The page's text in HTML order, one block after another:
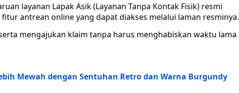
layanan Lapak Asik (Layanan Tanpa Kontak Fisik) resmi
antrean online yang dapat diakses melalui laman resminya.
mengajukan klaim tanpa harus menghabiskan waktu lama
Mewah dengan Sentuhan Retro dan Warna Burgundy